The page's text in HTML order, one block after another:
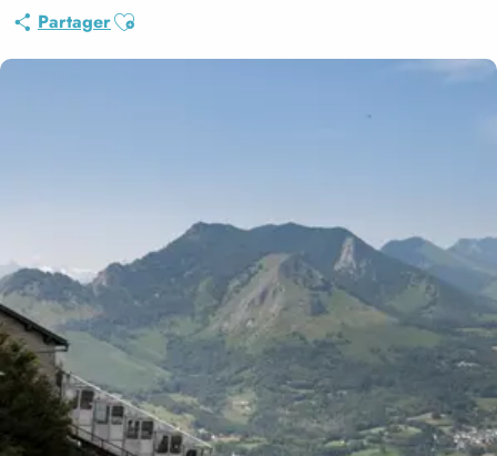
PartagerAjouter aux favoris